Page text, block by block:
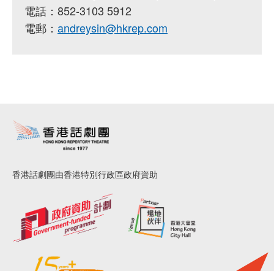
電話：852-3103 5912
電郵： andreysin@hkrep.com
香港話劇團由香港特別行政區政府資助